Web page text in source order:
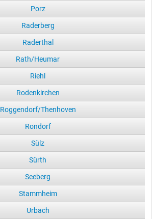
Porz
Raderberg
Raderthal
Rath/Heumar
Riehl
Rodenkirchen
Roggendorf/Thenhoven
Rondorf
Sülz
Sürth
Seeberg
Stammheim
Urbach